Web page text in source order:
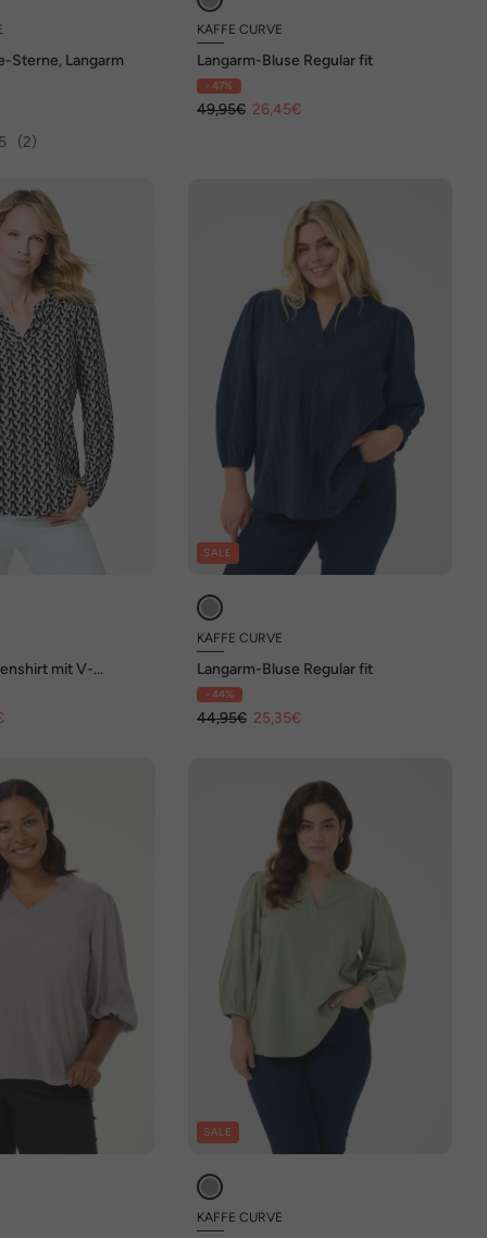
Sterne, Langarm
(2)
KAFFE CURVE
Langarm-Bluse Regular fit
- 47%
49,95€ 26,45€
mit V-
SALE
KAFFE CURVE
Langarm-Bluse Regular fit
- 44%
44,95€ 25,35€
SALE
KAFFE CURVE